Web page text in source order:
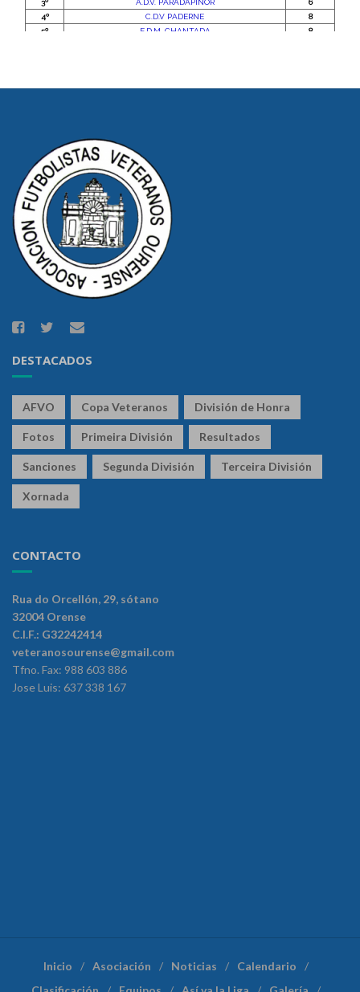
DESTACADOS
AFVO Copa Veteranos División de Honra
Fotos Primeira División Resultados
Sanciones Segunda División Terceira División
Xornada
CONTACTO
Rua do Orcellón, 29, sótano
32004 Orense
C.I.F.: G32242414
veteranosourense@gmail.com
Tfno. Fax: 988 603 886
Jose Luis: 637 338 167
Inicio Asociación Noticias
Calendario